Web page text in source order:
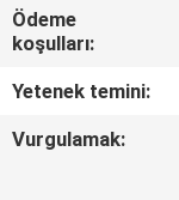
BIR
Ödeme
koşulları:
Yetenek temini:
Vurgulamak: